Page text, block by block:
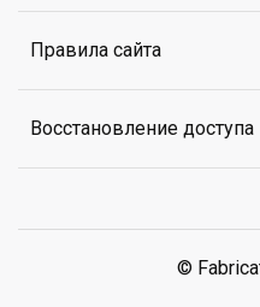
Правила сайта
Восстановление доступа
©